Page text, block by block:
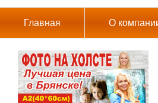
Главная О